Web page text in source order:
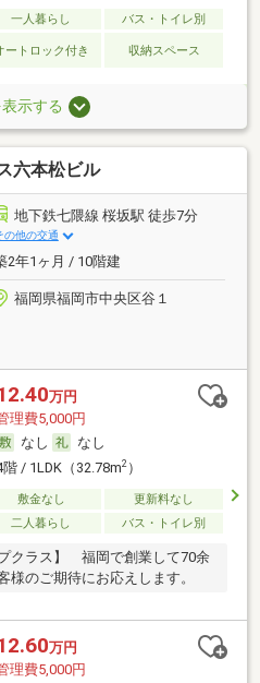
一人暮らし
バス・トイレ別
ートロック付き 収納スペース
示する
六本松ビル
地下鉄七隈線 桜坂駅 徒歩7分
の他の交通
2年1ヶ月 / 10階建
福岡県福岡市中央区谷１
万円
理費5,000円
なし
なし
階 / 1LDK（32.78m2）
敷金なし
更新料なし
二人暮らし バス・トイレ別
プクラス】 福岡で創業して70余
様のご期待にお応えします。
万円
理費5,000円